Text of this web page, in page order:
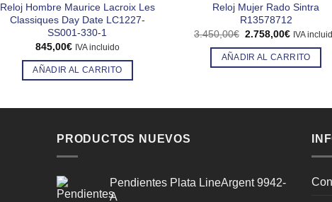
Reloj Hombre Maurice Lacroix Les
Classiques Day Date LC1227-
SS001-330-1
845,00€ IVA incluido
AÑADIR AL CARRITO
Reloj Mujer Rado Sintra
R13578712
3.450,00€ El
original
era:
2.758,00€El
actual
es:
IVA
AÑADIR AL CARRITO
PRODUCTOS NUEVOS
Pendientes Plata LineArgent 9942-
A